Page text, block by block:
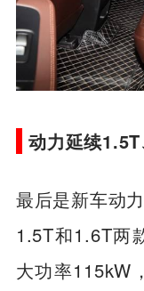
动力延续
最后是新车动
1.5T和1.6T两
大功率115kW